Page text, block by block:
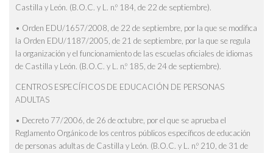
Castilla y León. (B.O.C. y L. n.º 184, de 22 de septiembre).
• Orden EDU/1657/2008, de 22 de septiembre, por la que se modifica
la Orden EDU/1187/2005, de 21 de septiembre, por la que se regula
la organización y el funcionamiento de las escuelas oficiales de idiomas
de Castilla y León. (B.O.C. y L. n.º 185, de 24 de septiembre).
CENTROS ESPECÍFICOS DE EDUCACIÓN DE PERSONAS
ADULTAS
• Decreto 77/2006, de 26 de octubre, por el que se aprueba el
Reglamento Orgánico de los centros públicos específicos de educación
de personas adultas de Castilla y León. (B.O.C. y L. n.º 210, de 31 de